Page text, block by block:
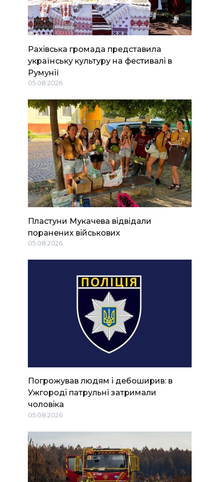
Рахівська громада представила
українську культуру на фестивалі в
Румунії
05.08.2026
Пластуни Мукачева відвідали
поранених військових
05.08.2026
Погрожував людям і дебоширив: в
Ужгороді патрульні затримали
чоловіка
05.08.2026